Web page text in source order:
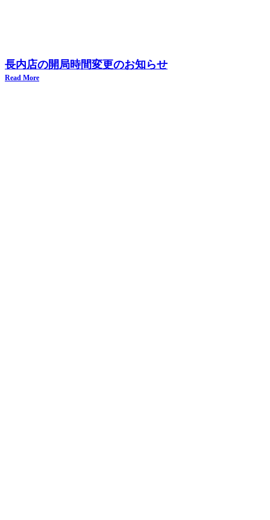
長内店の開局時間変更のお知らせ
Read More